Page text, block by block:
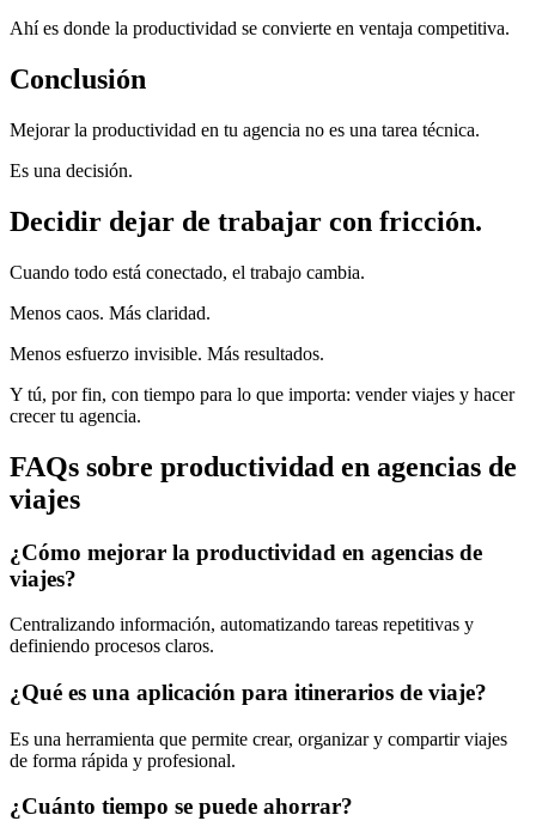
Ahí es donde la productividad se convierte en ventaja competitiva.
Conclusión
Mejorar la productividad en tu agencia no es una tarea técnica.
Es una decisión.
Decidir dejar de trabajar con fricción.
Cuando todo está conectado, el trabajo cambia.
Menos caos. Más claridad.
Menos esfuerzo invisible. Más resultados.
Y tú, por fin, con tiempo para lo que importa: vender viajes y hacer
crecer tu agencia.
FAQs sobre productividad en agencias de
viajes
¿Cómo mejorar la productividad en agencias de
viajes?
Centralizando información, automatizando tareas repetitivas y
definiendo procesos claros.
¿Qué es una aplicación para itinerarios de viaje?
Es una herramienta que permite crear, organizar y compartir viajes
de forma rápida y profesional.
¿Cuánto tiempo se puede ahorrar?